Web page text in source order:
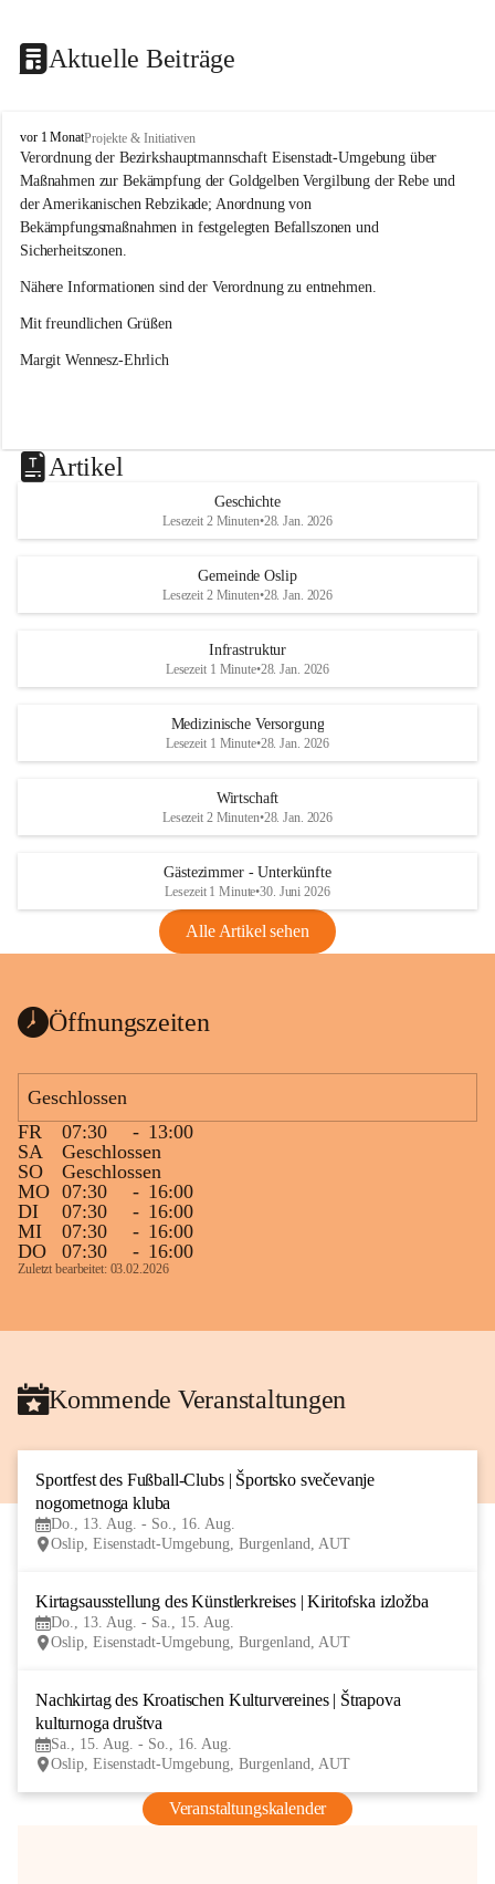
Aktuelle Beiträge
O
s
l
i
p
vor 1 MonatProjekte & Initiativen
Verordnung der Bezirkshauptmannschaft Eisenstadt-Umgebung über
Maßnahmen zur Bekämpfung der Goldgelben Vergilbung der Rebe und
der Amerikanischen Rebzikade; Anordnung von
Bekämpfungsmaßnahmen in festgelegten Befallszonen und
Sicherheitszonen.
Nähere Informationen sind der Verordnung zu entnehmen.
Mit freundlichen Grüßen
Margit Wennesz-Ehrlich
Artikel
Geschichte
Lesezeit 2 Minuten•28. Jan. 2026
Gemeinde Oslip
Lesezeit 2 Minuten•28. Jan. 2026
Infrastruktur
Lesezeit 1 Minute•28. Jan. 2026
Medizinische Versorgung
Lesezeit 1 Minute•28. Jan. 2026
Wirtschaft
Lesezeit 2 Minuten•28. Jan. 2026
Gästezimmer - Unterkünfte
Lesezeit 1 Minute•30. Juni 2026
Alle Artikel sehen
Öffnungszeiten
Geschlossen
FR
07:30 - 13:00
SA
Geschlossen
SO
Geschlossen
MO 07:30 - 16:00
DI
07:30 - 16:00
MI
07:30 - 16:00
DO
07:30 - 16:00
Zuletzt bearbeitet: 03.02.2026
Kommende Veranstaltungen
Sportfest des Fußball-Clubs | Športsko svečevanje
nogometnoga kluba
Do., 13. Aug. - So., 16. Aug.
Oslip, Eisenstadt-Umgebung, Burgenland, AUT
Kirtagsausstellung des Künstlerkreises | Kiritofska izložba
Do., 13. Aug. - Sa., 15. Aug.
Oslip, Eisenstadt-Umgebung, Burgenland, AUT
Nachkirtag des Kroatischen Kulturvereines | Štrapova
kulturnoga društva
Sa., 15. Aug. - So., 16. Aug.
Oslip, Eisenstadt-Umgebung, Burgenland, AUT
Veranstaltungskalender